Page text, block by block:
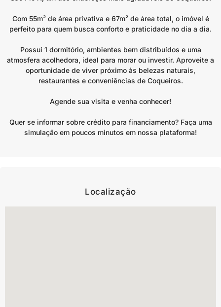
Com 55m² de área privativa e 67m² de área total, o imóvel é
perfeito para quem busca conforto e praticidade no dia a dia.
Possui 1 dormitório, ambientes bem distribuídos e uma
atmosfera acolhedora, ideal para morar ou investir. Aproveite a
oportunidade de viver próximo às belezas naturais,
restaurantes e conveniências de Coqueiros.
Agende sua visita e venha conhecer!
Quer se informar sobre crédito para financiamento? Faça uma
simulação em poucos minutos em nossa plataforma!
Localização